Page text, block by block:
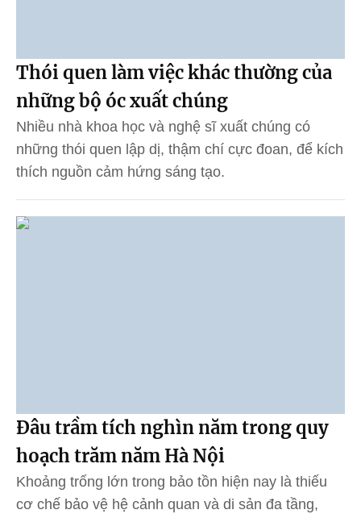
Thói quen làm việc khác thường của
những bộ óc xuất chúng
Nhiều nhà khoa học và nghệ sĩ xuất chúng có
những thói quen lập dị, thậm chí cực đoan, để kích
thích nguồn cảm hứng sáng tạo.
Đâu trầm tích nghìn năm trong quy
hoạch trăm năm Hà Nội
Khoảng trống lớn trong bảo tồn hiện nay là thiếu
cơ chế bảo vệ hệ cảnh quan và di sản đa tầng,